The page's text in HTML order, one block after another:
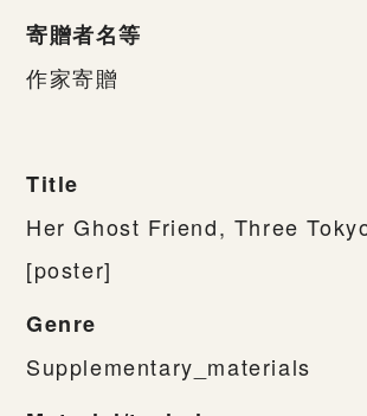
寄贈者名等
作家寄贈
Title
Her Ghost Friend, Three
[poster]
Genre
Supplementary_materials